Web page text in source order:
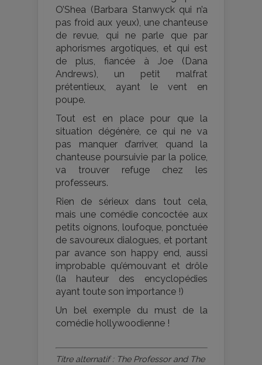
O’Shea (Barbara Stanwyck qui n’a
pas froid aux yeux), une chanteuse
de revue, qui ne parle que par
aphorismes argotiques, et qui est
de plus, fiancée à Joe (Dana
Andrews), un petit malfrat
prétentieux, ayant le vent en
poupe.
Tout est en place pour que la
situation dégénère, ce qui ne va
pas manquer d’arriver, quand la
chanteuse poursuivie par la police,
va trouver refuge chez les
professeurs.
Rien de sérieux dans tout cela,
mais une comédie concoctée aux
petits oignons, loufoque, ponctuée
de savoureux dialogues, et portant
par avance son happy end, aussi
improbable qu’émouvant et drôle
(la hauteur des encyclopédies
ayant toute son importance !)
Un bel exemple du must de la
comédie hollywoodienne !
Titre alternatif : The Professor and The